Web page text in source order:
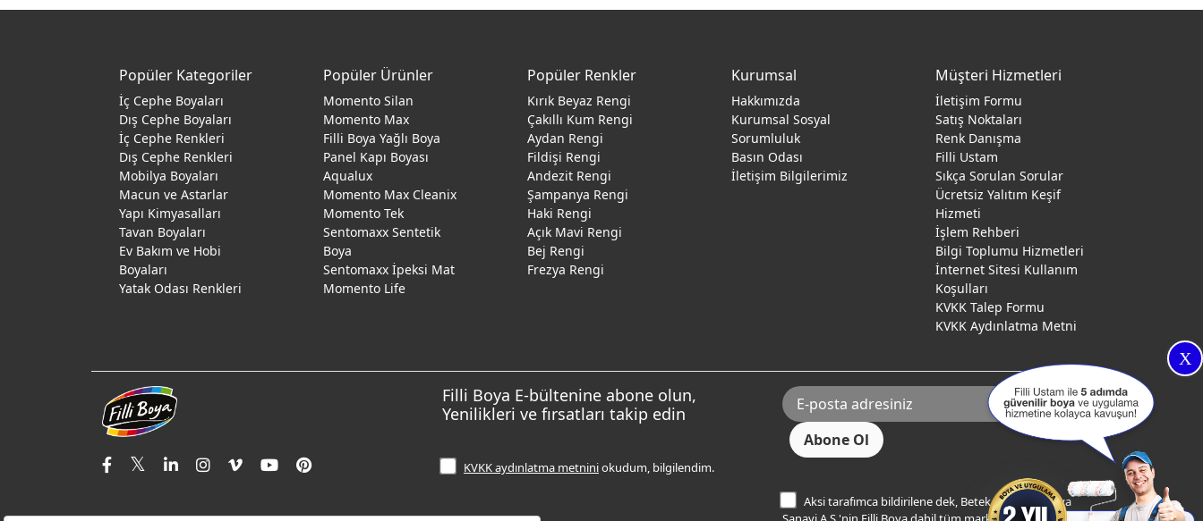
X
Popüler Kategoriler
İç Cephe Boyaları
Dış Cephe Boyaları
İç Cephe Renkleri
Dış Cephe Renkleri
Mobilya Boyaları
Macun ve Astarlar
Yapı Kimyasalları
Tavan Boyaları
Ev Bakım ve Hobi
Boyaları
Yatak Odası Renkleri
Popüler Ürünler
Momento Silan
Momento Max
Filli Boya Yağlı Boya
Panel Kapı Boyası
Aqualux
Momento Max Cleanix
Momento Tek
Sentomaxx Sentetik
Boya
Sentomaxx İpeksi Mat
Momento Life
Popüler Renkler
Kırık Beyaz Rengi
Çakıllı Kum Rengi
Aydan Rengi
Fildişi Rengi
Andezit Rengi
Şampanya Rengi
Haki Rengi
Açık Mavi Rengi
Bej Rengi
Frezya Rengi
Kurumsal
Hakkımızda
Kurumsal Sosyal
Sorumluluk
Basın Odası
İletişim Bilgilerimiz
Müşteri Hizmetleri
İletişim Formu
Satış Noktaları
Renk Danışma
Filli Ustam
Sıkça Sorulan Sorular
Ücretsiz Yalıtım Keşif
Hizmeti
İşlem Rehberi
Bilgi Toplumu Hizmetleri
İnternet Sitesi Kullanım
Koşulları
KVKK Talep Formu
KVKK Aydınlatma Metni
Filli Boya E-bültenine abone olun,
Yenilikleri ve fırsatları takip edin
KVKK aydınlatma metniniokudum, bilgilendim.
Aksi tarafımca bildirilene dek, Betek Boya ve Kimya